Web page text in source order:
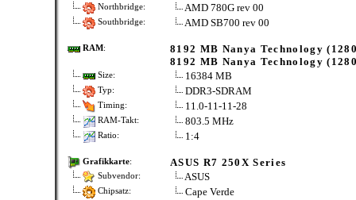
Northbridge: AMD 780G rev 00
Southbridge: AMD SB700 rev 00
RAM:
8192 MB Nanya Technology
8192 MB Nanya Technology
Size: 16384 MB
Typ: DDR3-SDRAM
Timing: 11.0-11-11-28
RAM-Takt: 803.5 MHz
Ratio: 1:4
Grafikkarte: ASUS R7 250X Series
Subvendor: ASUS
Chipsatz: Cape Verde